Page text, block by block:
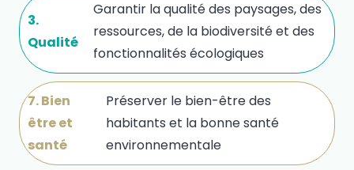
3.
Qualité
Garantir la qualité des paysages, des
ressources, de la biodiversité et des
fonctionnalités écologiques
7. Bien
être et
santé
Préserver le bien-être des
habitants et la bonne santé
environnementale